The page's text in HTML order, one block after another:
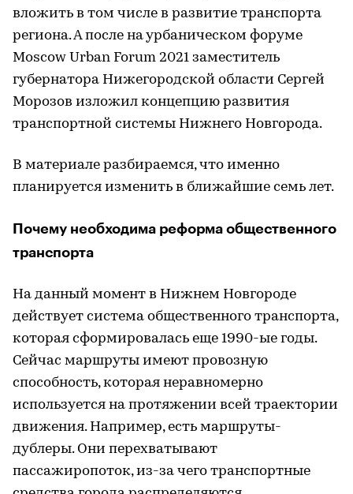
вложить в том числе в развитие транспорта
региона. А после на урбаническом форуме
Moscow Urban Forum 2021 заместитель
губернатора Нижегородской области Сергей
Морозов изложил концепцию развития
транспортной системы Нижнего Новгорода.
В материале разбираемся, что именно
планируется изменить в ближайшие семь лет.
Почему необходима реформа общественного
транспорта
На данный момент в Нижнем Новгороде
действует система общественного транспорта,
которая сформировалась еще 1990-ые годы.
Сейчас маршруты имеют провозную
способность, которая неравномерно
используется на протяжении всей траектории
движения. Например, есть маршруты-
дублеры. Они перехватывают
пассажиропоток, из-за чего транспортные